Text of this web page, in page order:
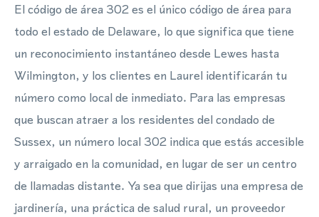
El código de área 302 es el único código de área para
todo el estado de Delaware, lo que significa que tiene
un reconocimiento instantáneo desde Lewes hasta
Wilmington, y los clientes en Laurel identificarán tu
número como local de inmediato. Para las empresas
que buscan atraer a los residentes del condado de
Sussex, un número local 302 indica que estás accesible
y arraigado en la comunidad, en lugar de ser un centro
de llamadas distante. Ya sea que dirijas una empresa de
jardinería, una práctica de salud rural, un proveedor